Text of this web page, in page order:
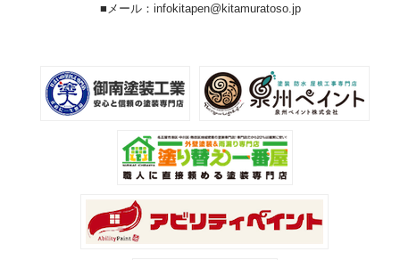
■メール：infokitapen@kitamuratoso.jp